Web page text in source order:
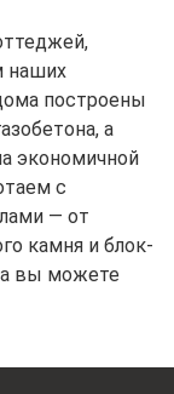
Ригеля
Шахта лифтов
Элементы
наших
построены
а
экономичной
с
— от
камня и блок-
вы можете